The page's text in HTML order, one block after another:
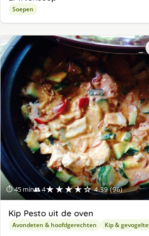
Soepen
⏱ 45 min👥 4★★★★☆ 4.39 (96)
Kip Pesto uit de oven
Avondeten & hoofdgerechten Kip & gevogelte